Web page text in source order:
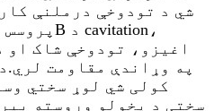
شي د تودوخې درملنې
اغیزو، تودوخې شاک او
په وړاندې مقاومت
سختی د یخولو وروسته